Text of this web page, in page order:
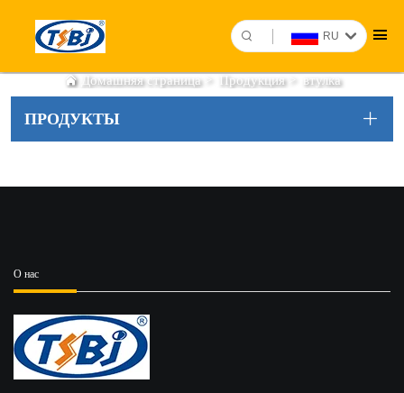
RU
втулка
Домашняя страница> Продукция> втулка
ПРОДУКТЫ
О нас